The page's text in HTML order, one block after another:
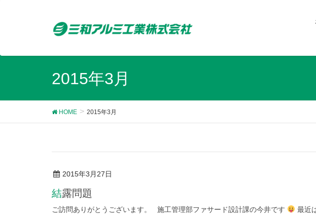
2015年3月
HOME 2015年3月
2015年3月27日
結露問題
ご訪問ありがとうございます。 施工管理部ファサード設計課の今井です 最近